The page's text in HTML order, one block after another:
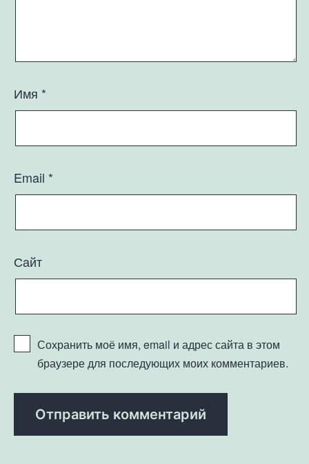
Имя *
Email *
Сайт
Сохранить моё имя, email и адрес сайта в этом
браузере для последующих моих комментариев.